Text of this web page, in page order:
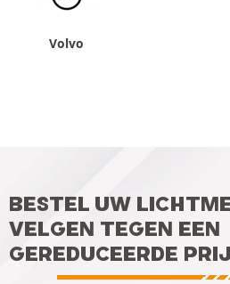
Volvo
BESTEL UW
VELGEN TEGEN EEN
GEREDUCEERDE